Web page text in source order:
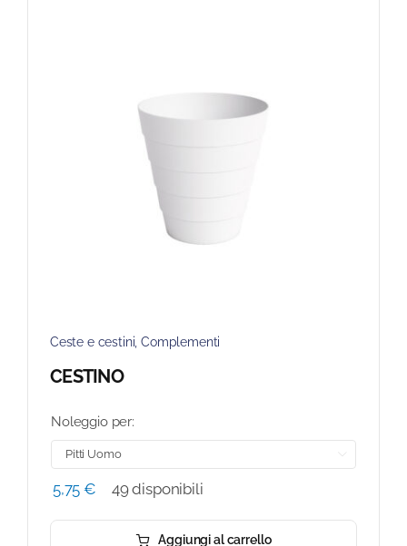
Ceste e cestini ,Complementi
CESTINO
Noleggio per:
5,75€ 49 disponibili
Aggiungi al carrello